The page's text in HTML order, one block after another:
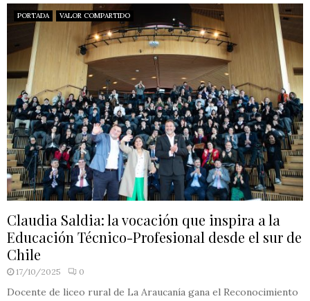
PORTADA VALOR COMPARTIDO
Claudia Saldia: la vocación que inspira a la
Educación Técnico-Profesional desde el sur de
Chile
17/10/2025 0
Docente de liceo rural de La Araucanía gana el Reconocimiento